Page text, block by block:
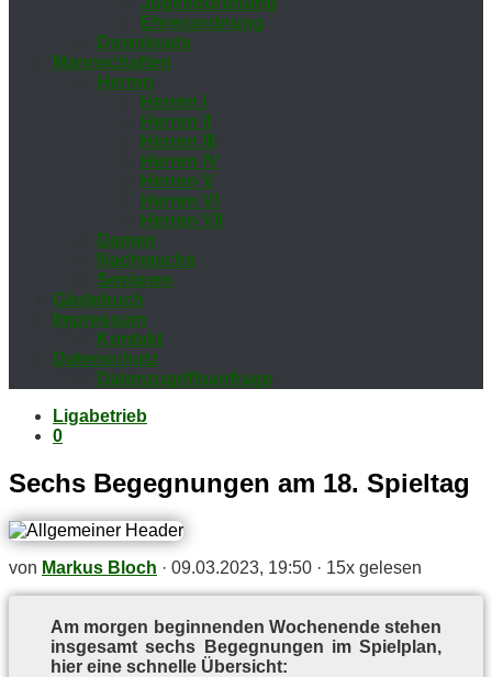
Eh­ren­ord­nung
Down­loads
Mann­schaf­ten
Her­ren
Her­ren I
Her­ren II
Her­ren III
Her­ren IV
Her­ren V
Her­ren VI
Her­ren VII
Da­men
Nach­wuchs
Se­nio­ren
Gäs­te­buch
Im­pres­sum
Kon­takt
Da­ten­schutz
Da­ten­zu­griffs­an­fra­ge
Ligabetrieb
0
Sechs Be­geg­nun­gen am 18. Spieltag
von Markus Bloch · 09.03.2023, 19:50 · 15x gelesen
Am mor­gen be­gin­nen­den Wo­chen­en­de ste­hen
ins­ge­samt sechs Be­geg­nun­gen im Spiel­plan,
hier eine schnel­le Übersicht: